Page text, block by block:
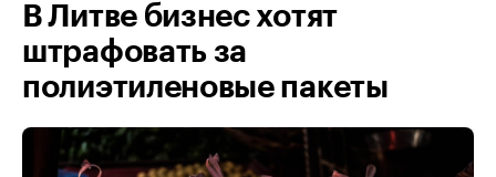
В Литве бизнес хотят
штрафовать за
полиэтиленовые пакеты